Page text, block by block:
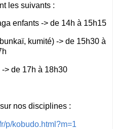
les suivants :
enfants -> de 14h à 15h15
kumité) -> de 15h30 à
> de 17h à 18h30
nos disciplines :
p/kobudo.html?m=1